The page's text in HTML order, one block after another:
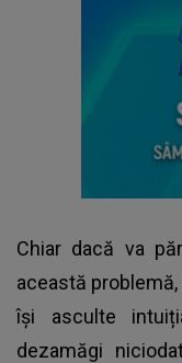
Chiar dacă va
această
își asculte
dezamăgi